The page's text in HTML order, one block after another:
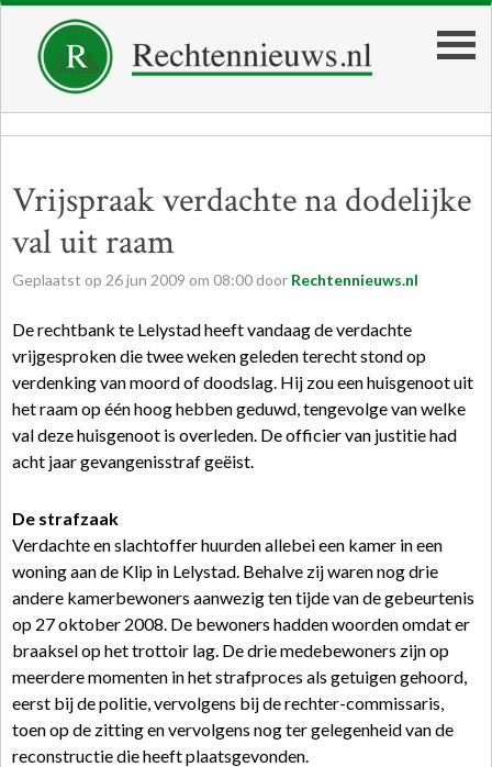
Vrijspraak verdachte na dodelijke
val uit raam
Geplaatst op 26jun 2009 om 08:00 door Rechtennieuws.nl
De rechtbank te Lelystad heeft vandaag de verdachte
vrijgesproken die twee weken geleden terecht stond op
verdenking van moord of doodslag. Hij zou een huisgenoot uit
het raam op één hoog hebben geduwd, tengevolge van welke
val deze huisgenoot is overleden. De officier van justitie had
acht jaar gevangenisstraf geëist.
De strafzaak
Verdachte en slachtoffer huurden allebei een kamer in een
woning aan de Klip in Lelystad. Behalve zij waren nog drie
andere kamerbewoners aanwezig ten tijde van de gebeurtenis
op 27 oktober 2008. De bewoners hadden woorden omdat er
braaksel op het trottoir lag. De drie medebewoners zijn op
meerdere momenten in het strafproces als getuigen gehoord,
eerst bij de politie, vervolgens bij de rechter-commissaris,
toen op de zitting en vervolgens nog ter gelegenheid van de
reconstructie die heeft plaatsgevonden.